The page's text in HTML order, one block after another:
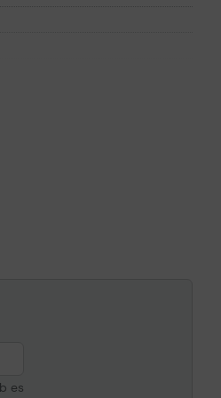
297 mm) Gewicht: 60
es